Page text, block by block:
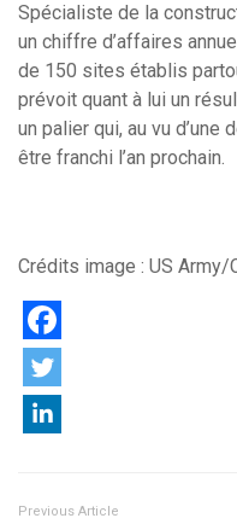
Spécialiste de la
un chiffre d’affaires
de 150 sites établis
prévoit quant à lui un
un palier qui, au vu
être franchi l’an prochain.
Crédits image : US Army/
Previous Article